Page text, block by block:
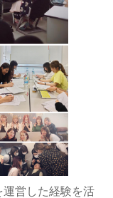
営した経験を活